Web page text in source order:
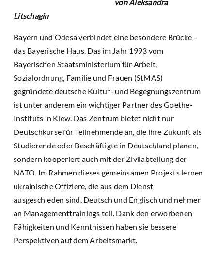
von Aleksandra
Litschagin
Bayern und Odesa verbindet eine besondere Brücke –
das Bayerische Haus. Das im Jahr 1993 vom
Bayerischen Staatsministerium für Arbeit,
Sozialordnung, Familie und Frauen (StMAS)
gegründete deutsche Kultur- und Begegnungszentrum
ist unter anderem ein wichtiger Partner des Goethe-
Instituts in Kiew. Das Zentrum bietet nicht nur
Deutschkurse für Teilnehmende an, die ihre Zukunft als
Studierende oder Beschäftigte in Deutschland planen,
sondern kooperiert auch mit der Zivilabteilung der
NATO. Im Rahmen dieses gemeinsamen Projekts lernen
ukrainische Offiziere, die aus dem Dienst
ausgeschieden sind, Deutsch und Englisch und nehmen
an Managementtrainings teil. Dank den erworbenen
Fähigkeiten und Kenntnissen haben sie bessere
Perspektiven auf dem Arbeitsmarkt.